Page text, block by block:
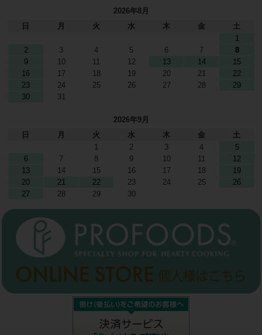
2026年8月
日
月 火 水 木 金
土
1
2
3 4 5 6 7
8
9
10 11 12 13 14
15
16
17 18 19 20 21
22
23
24 25 26 27 28
29
30
31
2026年9月
日
月 火 水 木 金
土
1
2 3 4
5
6
7 8 9 10 11
12
13
14 15 16 17 18
19
20
21 22 23 24 25
26
27
28 29 30